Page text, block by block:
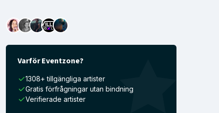
Varför Eventzone?
1308+ tillgängliga artister
Gratis förfrågningar utan bindning
Verifierade artister